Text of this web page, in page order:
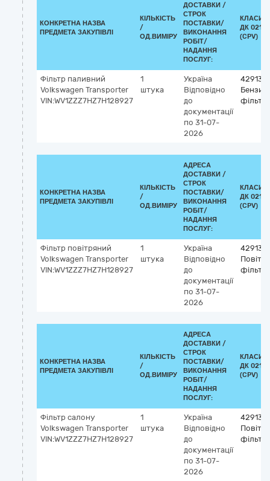
КОНКРЕТНА НАЗВА
ПРЕДМЕТА ЗАКУПІВЛІ
КІЛЬКІСТЬ
/
ОД.ВИМІРУ
ДОСТАВКИ /
СТРОК
ПОСТАВКИ/
ВИКОНАННЯ
РОБІТ/
НАДАННЯ
ПОСЛУГ:
ДК
(CPV)
Фільтр паливний
Volkswagen Transporter
VIN:WV1ZZZ7HZ7H128927
1
штука
Україна
Відповідно
до
документації
по 31-07-
2026
КОНКРЕТНА НАЗВА
ПРЕДМЕТА ЗАКУПІВЛІ
КІЛЬКІСТЬ
/
ОД.ВИМІРУ
АДРЕСА
ДОСТАВКИ /
СТРОК
ПОСТАВКИ/
ВИКОНАННЯ
РОБІТ/
НАДАННЯ
ПОСЛУГ:
ДК
(CPV)
Фільтр повітряний
Volkswagen Transporter
VIN:WV1ZZZ7HZ7H128927
1
штука
Україна
Відповідно
до
документації
по 31-07-
2026
КОНКРЕТНА НАЗВА
ПРЕДМЕТА ЗАКУПІВЛІ
КІЛЬКІСТЬ
/
ОД.ВИМІРУ
АДРЕСА
ДОСТАВКИ /
СТРОК
ПОСТАВКИ/
ВИКОНАННЯ
РОБІТ/
НАДАННЯ
ПОСЛУГ:
ДК
(CPV)
Фільтр салону
Volkswagen Transporter
VIN:WV1ZZZ7HZ7H128927
1
штука
Україна
Відповідно
до
документації
по 31-07-
2026